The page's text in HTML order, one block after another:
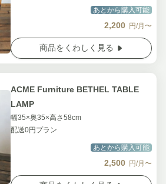
あとから購入可能
2,200 円/月〜
商品をくわしく見る
ACME Furniture BETHEL TABLE
LAMP
幅35×奥35×高さ58cm
配送0円プラン
あとから購入可能
2,500 円/月〜